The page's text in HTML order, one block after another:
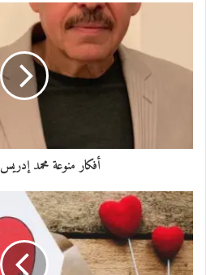
يا ليت لي قلبك
لأموت حين أموت
أفكار منوعة محمد